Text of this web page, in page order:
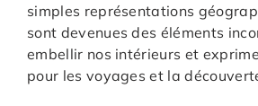
simples représentations
sont devenues des éléments
embellir nos intérieurs et
pour les voyages et la